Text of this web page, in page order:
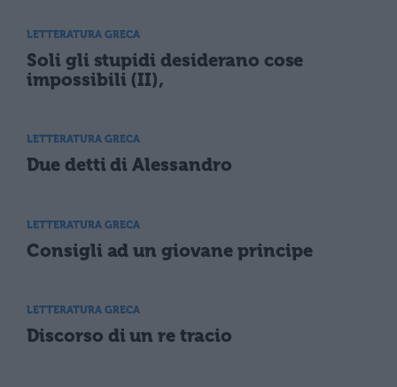
LETTERATURA GRECA
Soli gli stupidi desiderano cose
impossibili (II),
LETTERATURA GRECA
Due detti di Alessandro
LETTERATURA GRECA
Consigli ad un giovane principe
LETTERATURA GRECA
Discorso di un re tracio